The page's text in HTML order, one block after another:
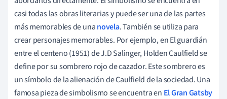
casi todas las obras literarias y puede ser una de las partes
más memorables de unanovela. También se utiliza para
crear personajes memorables. Porejemplo, enEl guardián
entre el centeno(1951) de J.D Salinger, Holden Caulfield se
define por su sombrero rojo de cazador. Este sombrero es
un símbolo de la alienación de Caulfield de la sociedad. Una
famosa pieza de simbolismo se encuentra en El Gran Gatsby